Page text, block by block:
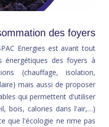
des foyers
Energies est avant tout
énergétiques des foyers à
(chauffage, isolation,
mais aussi de proposer
qui permettent d'utiliser
bois, calories dans l'air,…)
que l'écologie ne rime pas